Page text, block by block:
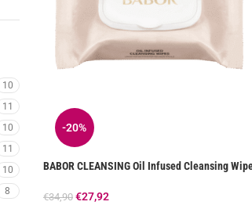
10
11
10
11
10
8
-20%
BABOR CLEANSING Oil Infused Cleansing
€34,90 €27,92